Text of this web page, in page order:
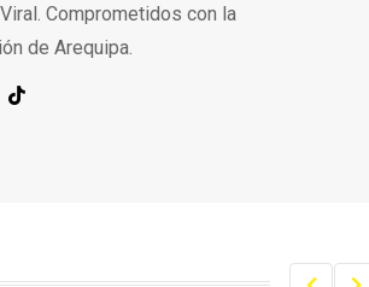
Comprometidos con la
de Arequipa.